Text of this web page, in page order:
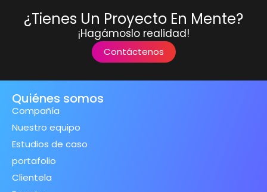
¿Tienes Un Proyecto En Mente?
¡Hagámoslo realidad!
Contáctenos
Quiénes somos
Compañía
Nuestro equipo
Estudios de caso
portafolio
Clientela